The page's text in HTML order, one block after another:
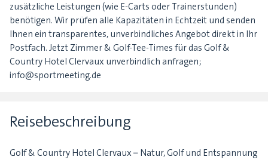
zusätzliche Leistungen (wie E-Carts oder Trainerstunden)
benötigen. Wir prüfen alle Kapazitäten in Echtzeit und senden
Ihnen ein transparentes, unverbindliches Angebot direkt in Ihr
Postfach. Jetzt Zimmer & Golf-Tee-Times für das Golf &
Country Hotel Clervaux unverbindlich anfragen;
info@sportmeeting.de
Reisebeschreibung
Golf & Country Hotel Clervaux – Natur, Golf und Entspannung